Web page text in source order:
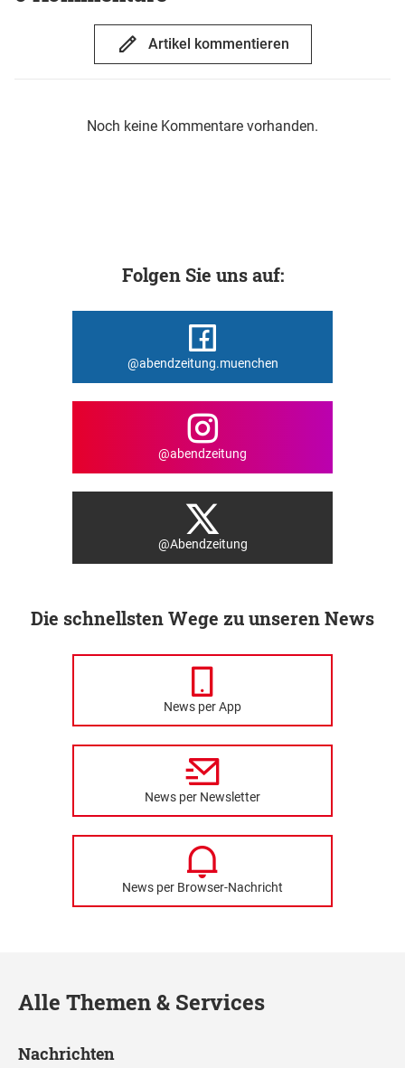
Artikel kommentieren
Noch keine Kommentare vorhanden.
Folgen Sie uns auf:
@abendzeitung.muenchen
@abendzeitung
@Abendzeitung
Die schnellsten Wege zu unseren News
News per App
News per Newsletter
News per Browser-Nachricht
Alle Themen & Services
Nachrichten